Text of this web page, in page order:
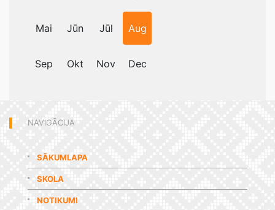
Mai Jūn Jūl Aug
Sep Okt Nov Dec
NAVIGĀCIJA
SĀKUMLAPA
SKOLA
NOTIKUMI